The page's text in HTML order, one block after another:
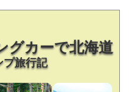
グカーで北海道
プ旅行記